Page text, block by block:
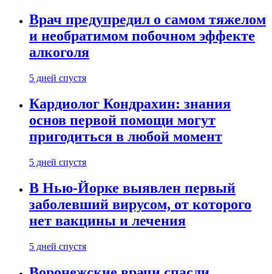
Врач предупредил о самом тяжелом
и необратимом побочном эффекте
алкоголя
5 дней спустя
Кардиолог Кондрахин: знания
основ первой помощи могут
пригодиться в любой момент
5 дней спустя
В Нью-Йорке выявлен первый
заболевший вирусом, от которого
нет вакцины и лечения
5 дней спустя